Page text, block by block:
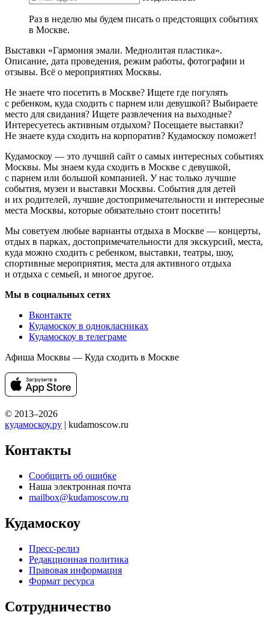
Раз в неделю мы будем писать о предстоящих событиях
в Москве.
Выставки «Гармония эмали. Меднолитая пластика».
Описание, дата проведения, режим работы, фотографии и
отзывы. Всё о мероприятиях Москвы.
Не знаете что посетить в Москве? Ищете где погулять
с ребенком, куда сходить с парнем или девушкой? Выбираете
место для свидания? Ищете развлечения на выходные?
Интересуетесь активным отдыхом? Посещаете выставки?
Не знаете куда сходить на корпоратив? Кудамоскоу поможет!
Кудамоскоу — это лучший сайт о самых интересных событиях
Москвы. Мы знаем куда сходить в Москве с девушкой,
с парнем или большой компанией. У нас только лучшие
события, музеи и выставки Москвы. События для детей
и их родителей, лучшие достопримечательности и интересные
места Москвы, которые обязательно стоит посетить!
Мы советуем любые варианты отдыха в Москве — концерты,
отдых в парках, достопримечательности для экскурсий, места,
куда можно сходить с ребенком, выставки, театры, шоу,
спортивные мероприятия, места для активного отдыха
и отдыха с семьей, и многое другое.
Мы в социальных сетях
Вконтакте
Кудамоскоу в однокласниках
Кудамоскоу в телеграме
Афиша Москвы — Куда сходить в Москве
© 2013–2026
кудамоскоу.ру | kudamoscow.ru
Контакты
Сообщить об ошибке
Наша электронная почта
mailbox@kudamoscow.ru
Кудамоскоу
Пресс-релиз
Редакционная политика
Правовая информация
Формат ресурса
Сотрудничество